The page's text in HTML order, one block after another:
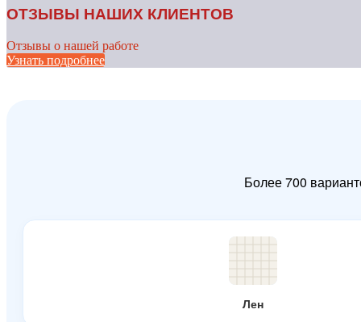
ОТЗЫВЫ НАШИХ КЛИЕНТОВ
Отзывы о нашей работе
Узнать подробнее
Более 700
Лен